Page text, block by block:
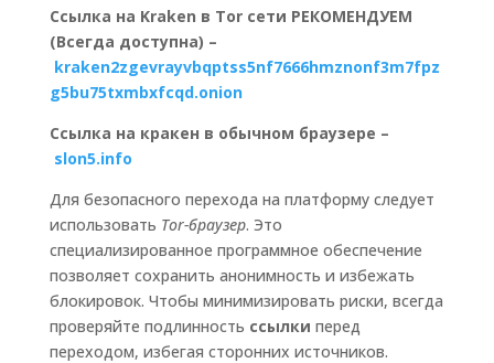
Ссылка на Kraken в Tor сети РЕКОМЕНДУЕМ
(Всегда доступна) –
kraken2zgevrayvbqptss5nf7666hmznonf3m7fpz
g5bu75txmbxfcqd.onion
Ссылка на кракен в обычном браузере –
slon5.info
Для безопасного перехода на платформу следует
использовать Tor-браузер. Это
специализированное программное обеспечение
позволяет сохранить анонимность и избежать
блокировок. Чтобы минимизировать риски, всегда
проверяйте подлинность ссылки перед
переходом, избегая сторонних источников.